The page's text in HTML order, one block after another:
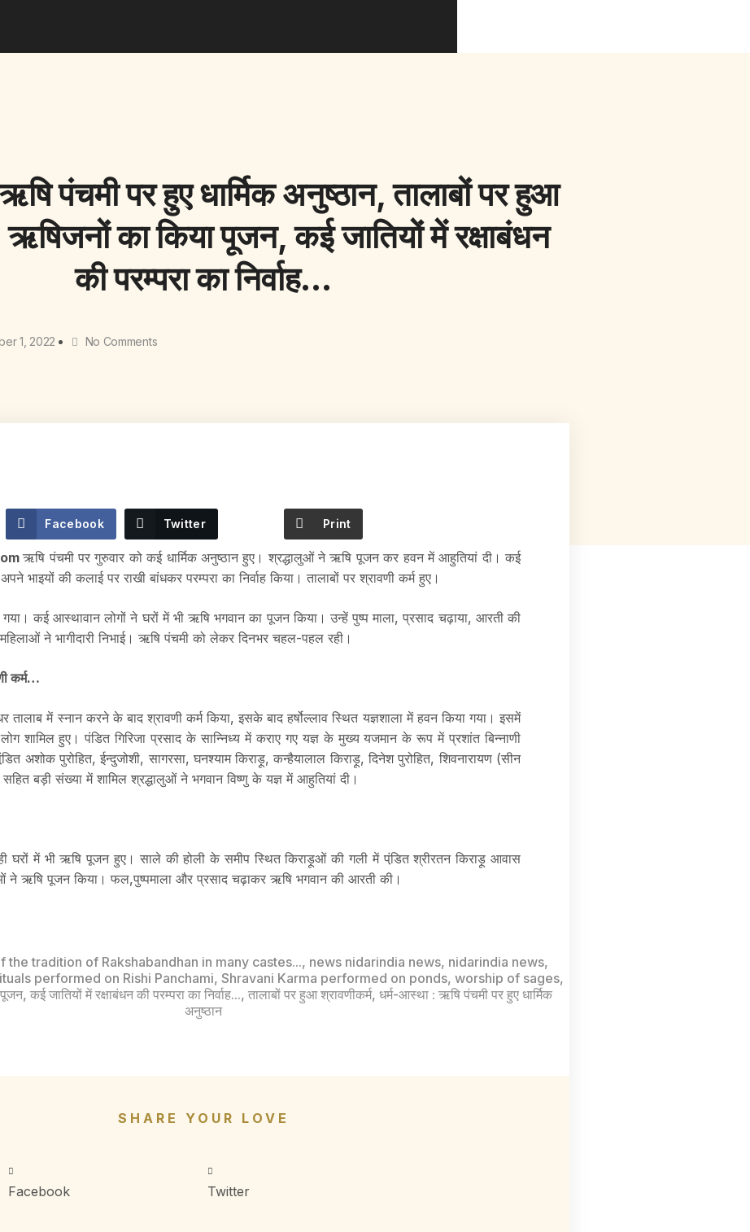
पंचमी पर हुए धार्मिक अनुष्ठान, तालाबों पर हुआ
ऋषिजनों का किया पूजन, कई जातियों में रक्षाबंधन
की परम्परा का निर्वाह…
1, 2022 No Comments
Facebook Twitter Print
ऋषि पंचमी पर गुरुवार को कई धार्मिक अनुष्ठान हुए। श्रद्धालुओं ने ऋषि पूजन कर हवन में आहुतियां दी। कई
भाइयों की कलाई पर राखी बांधकर परम्परा का निर्वाह किया। तालाबों पर श्रावणी कर्म हुए।
गया। कई आस्थावान लोगों ने घरों में भी ऋषि भगवान का पूजन किया। उन्हें पुष्प माला, प्रसाद चढ़ाया, आरती की
ने भागीदारी निभाई। ऋषि पंचमी को लेकर दिनभर चहल-पहल रही।
कर्म…
में स्नान करने के बाद श्रावणी कर्म किया, इसके बाद हर्षोल्लाव स्थित यज्ञशाला में हवन किया गया। इसमें
शामिल हुए। पंडित गिरिजा प्रसाद के सान्निध्य में कराए गए यज्ञ के मुख्य यजमान के रूप में प्रशांत बिन्नाणी
अशोक पुरोहित, ईन्दुजोशी, सागरसा, घनश्याम किराड़ू, कन्हैयालाल किराड़ू, दिनेश पुरोहित, शिवनारायण (सीन
सहित बड़ी संख्या में शामिल श्रद्धालुओं ने भगवान विष्णु के यज्ञ में आहुतियां दी।
घरों में भी ऋषि पूजन हुए। साले की होली के समीप स्थित किराड़ूओं की गली में पंडि़त श्रीरतन किराड़ू आवास
ने ऋषि पूजन किया। फल,पुष्पमाला और प्रसाद चढ़ाकर ऋषि भगवान की आरती की।
the tradition of Rakshabandhan in many castes..., news nidarindia news, nidarindia news,
performed on Rishi Panchami, Shravani Karma performed on ponds, worship of sages,
, कई जातियों में रक्षाबंधन की परम्परा का निर्वाह..., तालाबों पर हुआ श्रावणीकर्म, धर्म-आस्था : ऋषि पंचमी पर हुए धार्मिक
अनुष्ठान
SHARE YOUR LOVE
Facebook Twitter